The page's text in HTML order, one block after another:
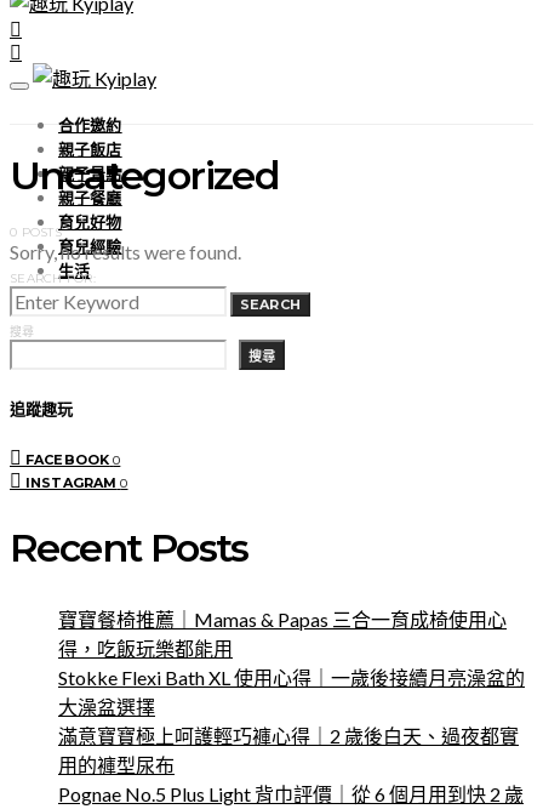
合作邀約
親子飯店
親子景點
親子餐廳
育兒好物
育兒經驗
生活
Uncategorized
0 POSTS
Sorry, no results were found.
SEARCH FOR:
SEARCH
搜尋
搜尋
追蹤趣玩
FACEBOOK 0
INSTAGRAM 0
Recent Posts
寶寶餐椅推薦｜Mamas & Papas 三合一育成椅使用心
得，吃飯玩樂都能用
Stokke Flexi Bath XL 使用心得｜一歲後接續月亮澡盆的
大澡盆選擇
滿意寶寶極上呵護輕巧褲心得｜2 歲後白天、過夜都實
用的褲型尿布
Pognae No.5 Plus Light 背巾評價｜從 6 個月用到快 2 歲